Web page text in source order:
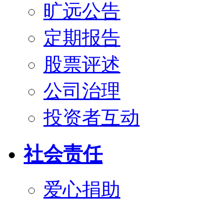
旷远公告
定期报告
股票评述
公司治理
投资者互动
社会责任
爱心捐助